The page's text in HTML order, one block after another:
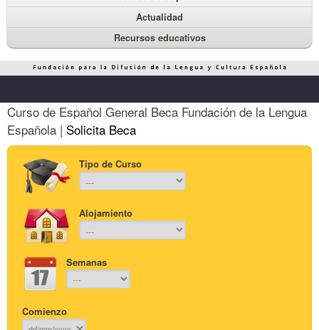
Actualidad
Recursos educativos
Curso de Español General Beca Fundación de la Lengua
Española | Solicita Beca
Tipo de Curso
Alojamiento
Semanas
Comienzo